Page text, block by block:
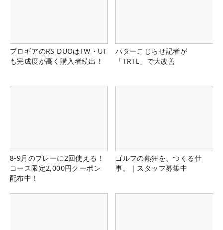
プロギアのRS DUOはFW・UT
も完成度が高く購入者続出！
パターこじらせ記者が
「TRTL」で大改善
8-9月のプレーに2回使える！
コース限定2,000円クーポン
配布中！
ゴルフの熱狂を、つくる仕
事。｜スタッフ募集中